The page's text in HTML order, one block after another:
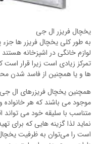
یخچال فریزر ال جی
به طور کلی یخچال فریزر ها
لوازم خانگی در اشپزخانه
تمرکز زیادی است زیرا قرار است
ها و یا همچنین از فاسد شدن
همچنین یخچال فریزرهای ال جی
موجود می باشند که هر خانواده
متناسب با سلیقه خود می
نماید لذا گزینه هایی که برای
است را می‌توان به ظرفیت